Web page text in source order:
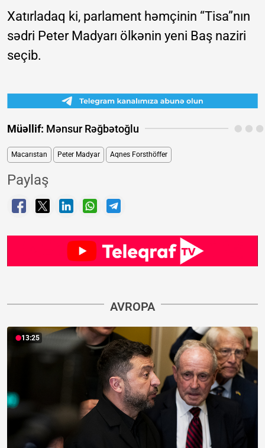
Xatırladaq ki, parlament həmçinin “Tisa”nın
sədri Peter Madyarı ölkənin yeni Baş naziri
seçib.
Müəllif: Mənsur Rəğbətoğlu
Macarıstan Peter Madyar Aqnes Forsthöffer
Paylaş
AVROPA
13:25